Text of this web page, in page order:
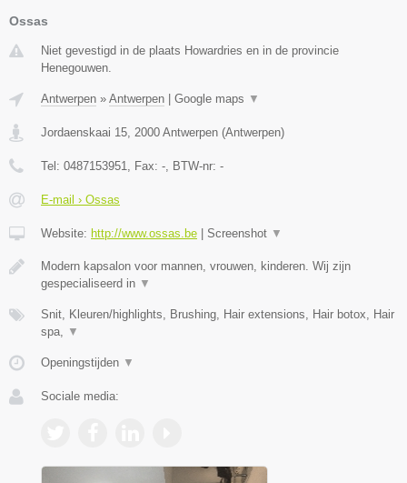
Ossas
Niet gevestigd in de plaats Howardries en in de provincie
Henegouwen.
Antwerpen » Antwerpen | Google maps ▼
Jordaenskaai 15 2000 Antwerpen (Antwerpen)
Tel: 0487153951 , Fax: - , BTW-nr: -
E-mail › Ossas
Website: http://www.ossas.be | Screenshot ▼
Modern kapsalon voor mannen, vrouwen, kinderen. Wij zijn
gespecialiseerd in ▼
Snit, Kleuren/highlights, Brushing, Hair extensions, Hair botox, Hair
spa,
▼
Openingstijden ▼
Sociale media: